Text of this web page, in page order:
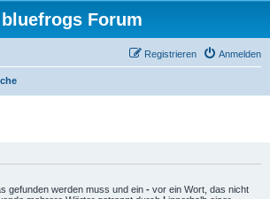
bluefrogs Forum
Anmelden
Registrieren
gefunden werden muss und ein - vor ein Wort, das nicht